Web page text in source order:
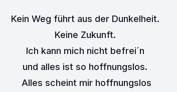
Kein Weg führt aus der Dunkelheit.
Keine Zukunft.
Ich kann mich nicht befrei´n
und alles ist so hoffnungslos.
Alles scheint mir hoffnungslos